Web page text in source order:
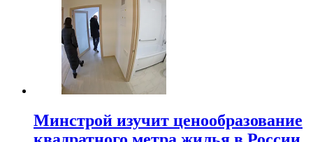
Минстрой изучит ценообразование